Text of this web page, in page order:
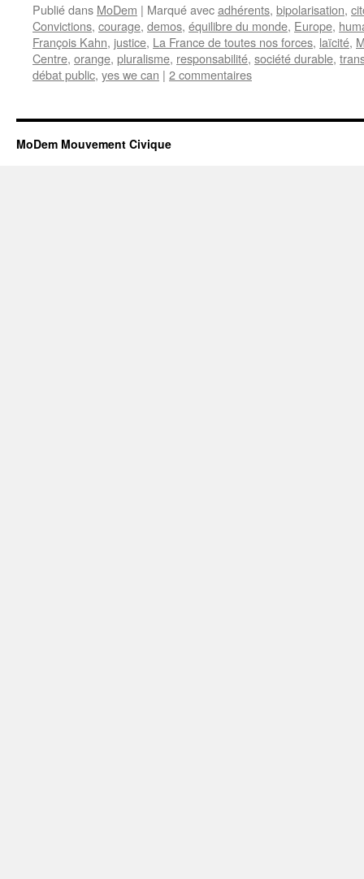
Publié dans MoDem | Marqué avecadhérents, bipolarisation,
Convictions, courage, demos, équilibre du monde, Europe,
François Kahn, justice, La France de toutes nos forces, laïcité,
Centre, orange, pluralisme, responsabilité, société durable,
débat public, yes we can | 2 commentaires
MoDem Mouvement Civique